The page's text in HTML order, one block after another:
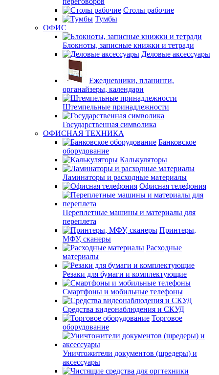
Столы рабочие
Тумбы
ОФИС
Блокноты, записные книжки и тетради
Деловые аксессуары
Ежедневники, планинги,
органайзеры, календари
Штемпельные принадлежности
Государственная символика
ОФИСНАЯ ТЕХНИКА
Банковское
оборудование
Калькуляторы
Ламинаторы и расходные материалы
Офисная телефония
Переплетные машины и материалы для
переплета
Принтеры,
МФУ, сканеры
Расходные
материалы
Резаки для бумаги и комплектующие
Смартфоны и мобильные телефоны
Средства видеонаблюдения и СКУД
Торговое
оборудование
Уничтожители документов (шредеры) и
аксессуары